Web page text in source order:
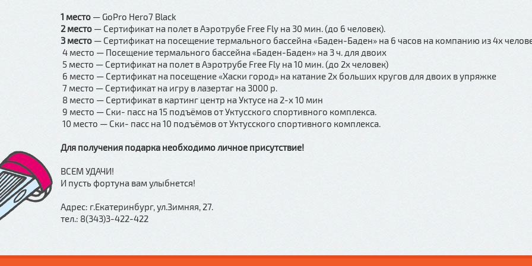
1 место — GoPro Hero7 Black
2 место — Сертификат на полет в Аэротрубе Free Fly на 30 мин. (до 6 человек).
3 место — Сертификат на посещение термального бассейна «Баден-Баден» на 6 часов на компанию из 4х
4 место — Посещение термального бассейна «Баден-Баден» на 3 ч. для двоих
5 место — Сертификат на полет в Аэротрубе Free Fly на 10 мин. (до 2х человек)
6 место — Сертификат на посещение «Хаски город» на катание 2х больших кругов для двоих в упряжке
7 место — Сертификат на игру в лазертаг на 3000 р.
8 место — Сертификат в картинг центр на Уктусе на 2-х 10 мин
9 место — Ски- пасс на 15 подъёмов от Уктусского спортивного комплекса.
10 место — Ски- пасс на 10 подъёмов от Уктусского спортивного комплекса.
Для получения подарка необходимо личное присутствие!
ВСЕМ УДАЧИ!
И пусть фортуна вам улыбнется!
Адрес: г.Екатеринбург, ул.Зимняя, 27.
тел.: 8(343)3-422-422